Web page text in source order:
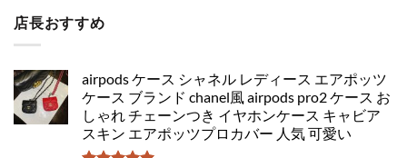
店長おすすめ
airpods ケース シャネル レディース エアポッツ
ケース ブランド chanel風 airpods pro2 ケース お
しゃれ チェーンつき イヤホンケース キャビア
スキン エアポッツプロカバー 人気 可愛い